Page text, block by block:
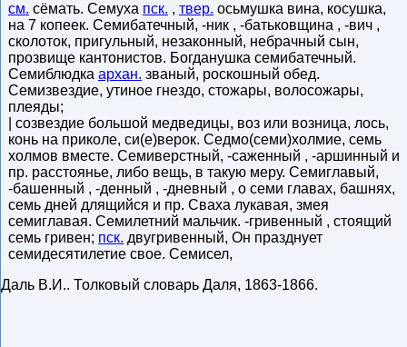
см. сёмать. Семуха пск. , твер. осьмушка вина, косушка,
на 7 копеек. Семибатечный, -ник , -батьковщина , -вич ,
сколоток, пригульный, незаконный, небрачный сын,
прозвище кантонистов. Богданушка семибатечный.
Семиблюдка архан. званый, роскошный обед.
Семизвездие, утиное гнездо, стожары, волосожары,
плеяды;
| созвездие большой медведицы, воз или возница, лось,
конь на приколе, си(е)верок. Седмо(семи)холмие, семь
холмов вместе. Семиверстный, -саженный , -аршинный и
пр. расстоянье, либо вещь, в такую меру. Семиглавый,
-башенный , -денный , -дневный , о семи главах, башнях,
семь дней длящийся и пр. Сваха лукавая, змея
семиглавая. Семилетний мальчик. -гривенный , стоящий
семь гривен; пск. двугривенный, Он празднует
семидесятилетие свое. Семисел,
Даль В.И.. Толковый словарь Даля, 1863-1866.